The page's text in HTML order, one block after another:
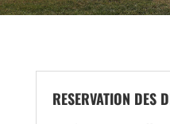
​RESERVATION DES